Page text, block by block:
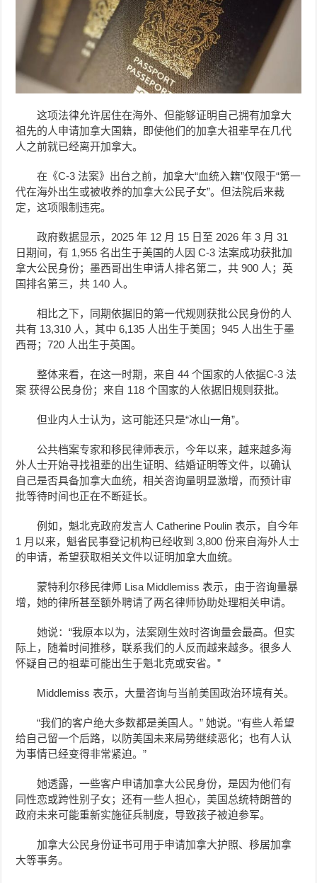
这项法律允许居住在海外、但能够证明自己拥有加拿大
祖先的人申请加拿大国籍，即使他们的加拿大祖辈早在几代
人之前就已经离开加拿大。
在《C-3 法案》出台之前，加拿大“血统入籍”仅限于“第一
代在海外出生或被收养的加拿大公民子女”。但法院后来裁
定，这项限制违宪。
政府数据显示，2025 年 12 月 15 日至 2026 年 3 月 31
日期间，有 1,955 名出生于美国的人因 C-3 法案成功获批加
拿大公民身份；墨西哥出生申请人排名第二，共 900 人；英
国排名第三，共 140 人。
相比之下，同期依据旧的第一代规则获批公民身份的人
共有 13,310 人，其中 6,135 人出生于美国；945 人出生于墨
西哥；720 人出生于英国。
整体来看，在这一时期，来自 44 个国家的人依据C-3 法
案 获得公民身份；来自 118 个国家的人依据旧规则获批。
但业内人士认为，这可能还只是“冰山一角”。
公共档案专家和移民律师表示，今年以来，越来越多海
外人士开始寻找祖辈的出生证明、结婚证明等文件，以确认
自己是否具备加拿大血统，相关咨询量明显激增，而预计审
批等待时间也正在不断延长。
例如，魁北克政府发言人 Catherine Poulin 表示，自今年
1 月以来，魁省民事登记机构已经收到 3,800 份来自海外人士
的申请，希望获取相关文件以证明加拿大血统。
蒙特利尔移民律师 Lisa Middlemiss 表示，由于咨询量暴
增，她的律所甚至额外聘请了两名律师协助处理相关申请。
她说：“我原本以为，法案刚生效时咨询量会最高。但实
际上，随着时间推移，联系我们的人反而越来越多。很多人
怀疑自己的祖辈可能出生于魁北克或安省。”
Middlemiss 表示，大量咨询与当前美国政治环境有关。
“我们的客户绝大多数都是美国人。” 她说。“有些人希望
给自己留一个后路，以防美国未来局势继续恶化；也有人认
为事情已经变得非常紧迫。”
她透露，一些客户申请加拿大公民身份，是因为他们有
同性恋或跨性别子女；还有一些人担心，美国总统特朗普的
政府未来可能重新实施征兵制度，导致孩子被迫参军。
加拿大公民身份证书可用于申请加拿大护照、移居加拿
大等事务。